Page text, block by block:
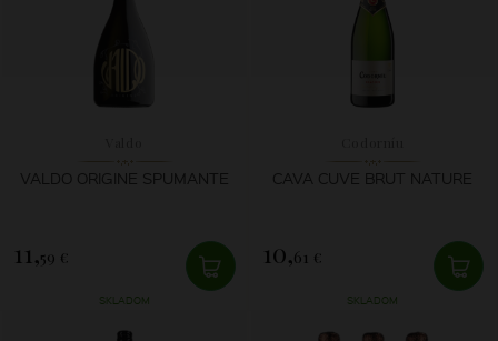
VALDO ORIGINE SPUMANTE
11,59 €
SKLADOM
CAVA CUVE BRUT NATURE
10,61 €
SKLADOM